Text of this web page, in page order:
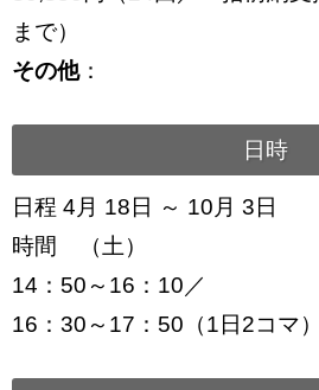
まで）
その他：
日時
日程 4月 18日 ～ 10月 3日
時間 （土）
14：50～16：10／
16：30～17：50（1日2コマ）